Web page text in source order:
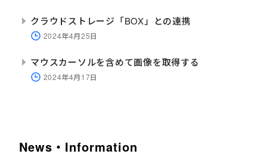
クラウドストレージ「BOX」との連携
2024年4月25日
マウスカーソルを含めて画像を取得する
2024年4月17日
News・Information